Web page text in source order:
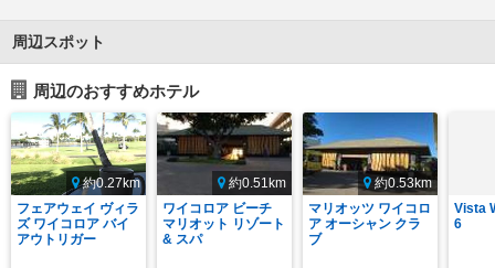
周辺スポット
周辺のおすすめホテル
約0.27km
フェアウェイ ヴィラ
ズ ワイコロア バイ
アウトリガー
約0.51km
ワイコロア ビーチ
マリオット リゾート
& スパ
約0.53km
マリオッツ ワイコロ
ア オーシャン クラ
ブ
Vista
6